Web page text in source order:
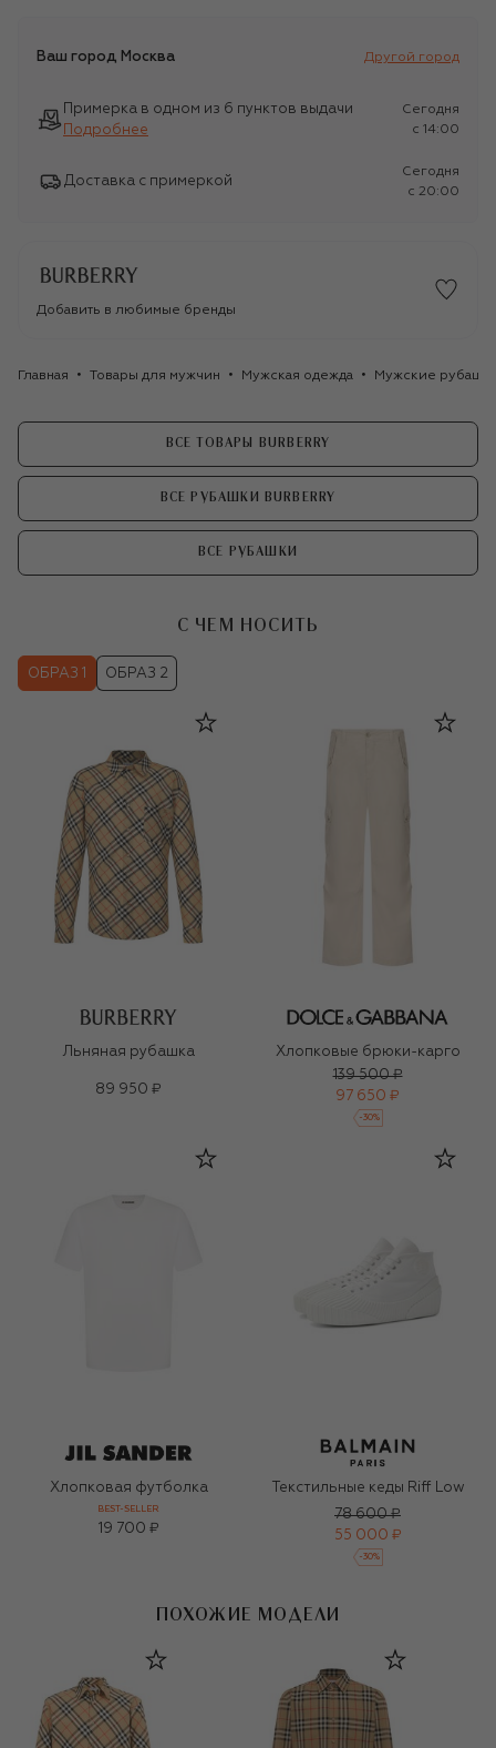
Ваш город Москва Другой город
Примерка в одном из 6 пунктов выдачи
Подробнее
Сегодня
c 14:00
Доставка с примеркой
Сегодня
c 20:00
Добавить в любимые бренды
Главная Товары для мужчин Мужская одежда Мужские
ВСЕ ТОВАРЫ BURBERRY
ВСЕ РУБАШКИ BURBERRY
ВСЕ РУБАШКИ
С ЧЕМ НОСИТЬ
ОБРАЗ 1 ОБРАЗ 2
Льняная рубашка
89 950 ₽
Хлопковые брюки-карго
139 500 ₽
97 650 ₽
-30%
Хлопковая футболка
BEST-SELLER
19 700 ₽
Текстильные кеды Riff Low
78 600 ₽
55 000 ₽
-30%
ПОХОЖИЕ МОДЕЛИ